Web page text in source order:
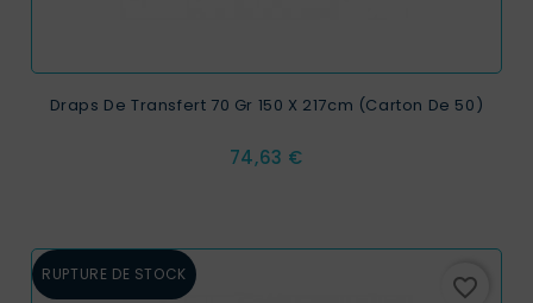
Draps De Transfert 70 Gr 150 X 217cm (carton De 50)
Prix
74,63 €
RUPTURE DE STOCK favorite_border